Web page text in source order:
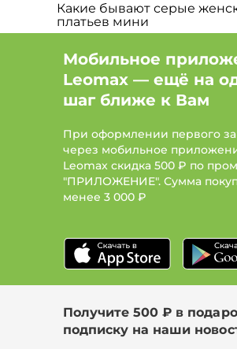
Какие бывают серые
платьев мини
используя серое женское
одного из следующих типов:
Футляр – прямая и
смотрится на песочной
прямоугольной фигуре.
женскую одежду можно
офисное помещение, на
встречу. Слабая
стильным и
Рекомендуется надеть к
женскому платью
лодочки.
Клеш – драпировки
складки обеспечат
бедер, акцентируют
Мобильное
Leomax — ещё на
шаг ближе к Вам
При оформлении первого
через мобильное
Leomax скидка 500 ₽ по
"ПРИЛОЖЕНИЕ". Сумма
менее 3 000 ₽
Получите 500 ₽ в
подписку на наши